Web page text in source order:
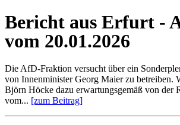
Bericht aus Erfurt -
vom 20.01.2026
Die AfD-Fraktion versucht über ein
von Innenminister Georg Maier zu betreiben.
Björn Höcke dazu erwartungsgemäß von der
vom... [zum Beitrag]